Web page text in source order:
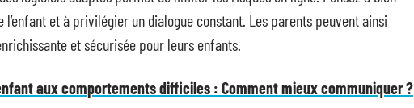
et à privilégier un dialogue constant. Les parents peuvent ainsi
et sécurisée pour leurs enfants.
aux comportements difficiles : Comment mieux communiquer ?